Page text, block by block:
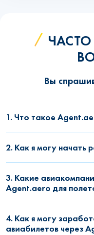
Вы
1. Что такое
2. Как я могу начать
3. Какие
Agent.aero для
4. Как я могу
авиабилетов через